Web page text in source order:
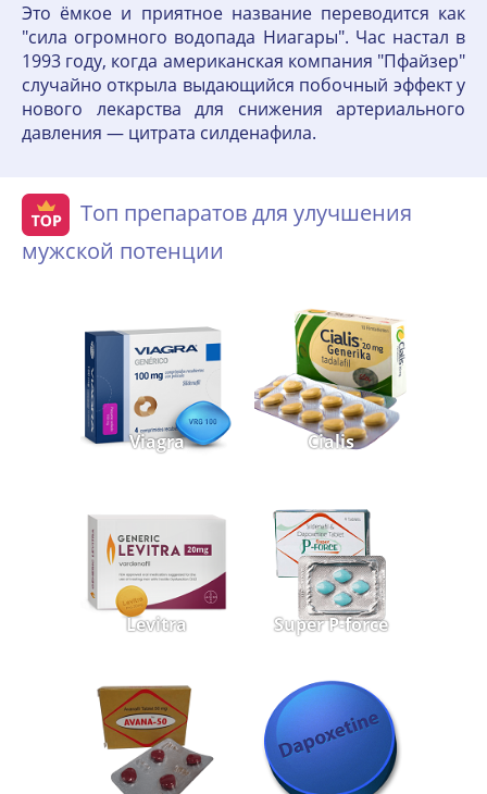
Это ёмкое и приятное название переводится как
"сила огромного водопада Ниагары". Час настал в
1993 году, когда американская компания "Пфайзер"
случайно открыла выдающийся побочный эффект у
нового лекарства для снижения артериального
давления — цитрата силденафила.
Топ препаратов для улучшения
мужской потенции
Viagra Cialis
Levitra Super P-force